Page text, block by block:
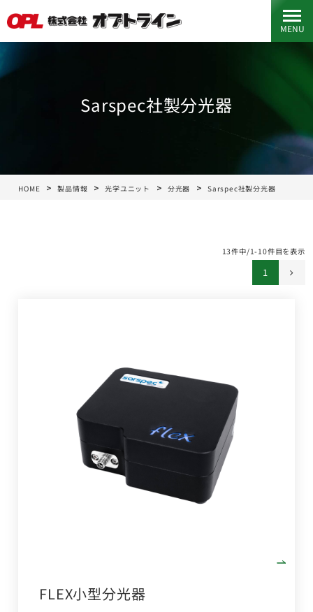
MENU
Sarspec社製分光器
HOME 製品情報 光学ユニット 分光器 Sarspec社製分光器
13件中/1-10件目を表示
1
FLEX小型分光器